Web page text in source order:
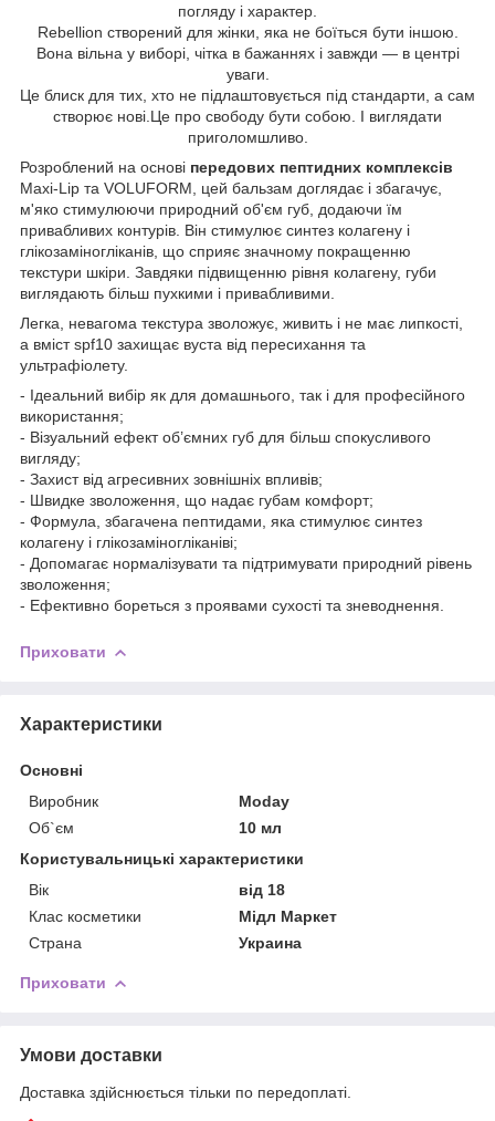
погляду і характер.
Rebellion створений для жінки, яка не боїться бути іншою.
Вона вільна у виборі, чітка в бажаннях і завжди — в центрі
уваги.
Це блиск для тих, хто не підлаштовується під стандарти, а сам
створює нові.Це про свободу бути собою. І виглядати
приголомшливо.
Розроблений на основі передових пептидних комплексів
Maxi-Lip та VOLUFORM, цей бальзам доглядає і збагачує,
м'яко стимулюючи природний об'єм губ, додаючи їм
привабливих контурів. Він стимулює синтез колагену і
глікозаміногліканів, що сприяє значному покращенню
текстури шкіри. Завдяки підвищенню рівня колагену, губи
виглядають більш пухкими і привабливими.
Легка, невагома текстура зволожує, живить і не має липкості,
а вміст spf10 захищає вуста від пересихання та
ультрафіолету.
- Ідеальний вибір як для домашнього, так і для професійного
використання;
- Візуальний ефект об’ємних губ для більш спокусливого
вигляду;
- Захист від агресивних зовнішніх впливів;
- Швидке зволоження, що надає губам комфорт;
- Формула, збагачена пептидами, яка стимулює синтез
колагену і глікозаміногліканіві;
- Допомагає нормалізувати та підтримувати природний рівень
зволоження;
- Ефективно бореться з проявами сухості та зневоднення.
Приховати
Характеристики
Основні
Виробник
Moday
Об`єм
10 мл
Користувальницькі характеристики
Вік
від 18
Клас косметики
Мідл Маркет
Страна
Украина
Приховати
Умови доставки
Доставка здійснюється тільки по передоплаті.